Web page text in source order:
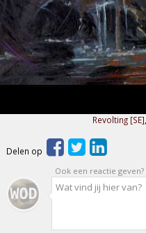
Revolting [SE]
Delen op
Ook een reactie geven?